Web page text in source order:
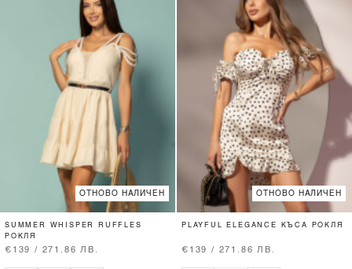
ОТНОВО НАЛИЧЕН
SUMMER WHISPER RUFFLES
РОКЛЯ
€139 / 271.86 ЛВ.
ОТНОВО НАЛИЧЕН
PLAYFUL ELEGANCE КЪСА РОКЛЯ
€139 / 271.86 ЛВ.